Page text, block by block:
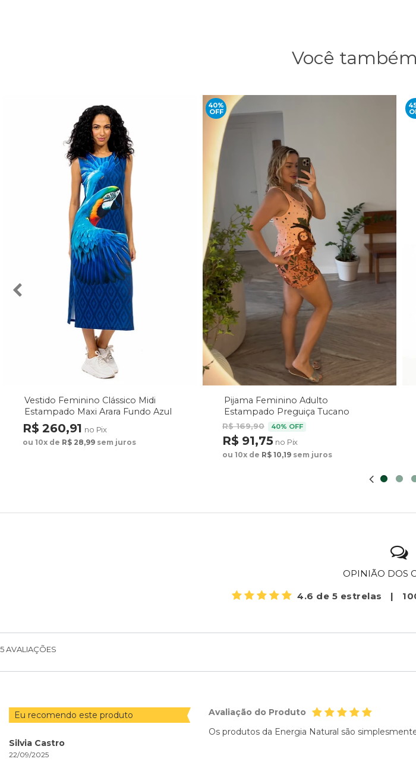
Você
Vestido Feminino Clássico Midi
Estampado Maxi Arara Fundo Azul
R$ 260,91 no Pix
ou 10x de R$ 28,99 sem juros
40%
OFF
Pijama Feminino Adulto
Estampado Preguiça Tucano
Fundo Marrom
R$ 169,90 40% OFF
R$ 91,75 no Pix
ou 10x de R$ 10,19 sem juros
OPINIÃO DOS
4.6 de 5 estrelas
|
5AVALIAÇÕES
Eu recomendo este produto
Silvia Castro
22/09/2025
Avaliação do Produto
Os produtos da Energia Natural são